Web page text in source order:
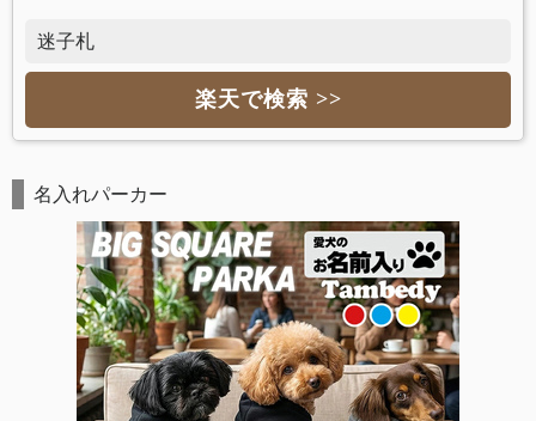
迷子札
楽天で検索 >>
名入れパーカー